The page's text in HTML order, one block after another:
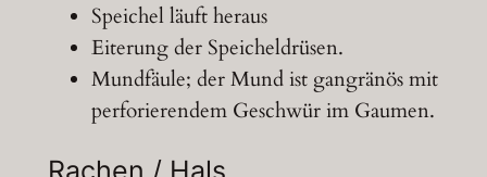
Speichel läuft heraus
Eiterung der Speicheldrüsen.
Mundfäule; der Mund ist gangränös mit
perforierendem Geschwür im Gaumen.
Rachen / Hals